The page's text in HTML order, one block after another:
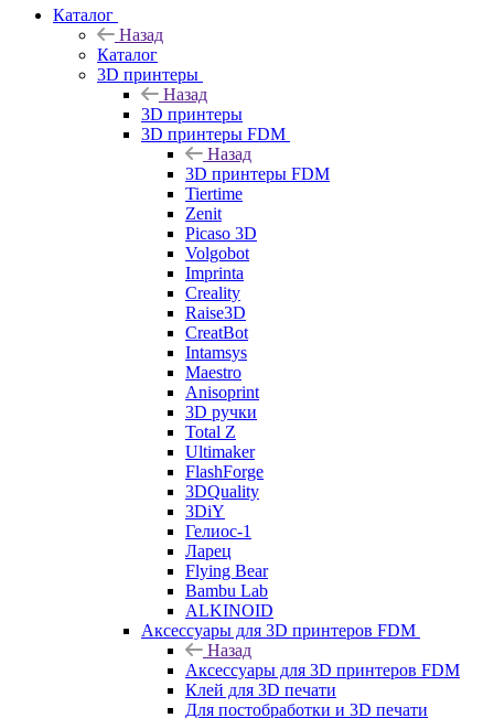
Каталог
Назад
Каталог
3D принтеры
Назад
3D принтеры
3D принтеры FDM
Назад
3D принтеры FDM
Tiertime
Zenit
Picaso 3D
Volgobot
Imprinta
Creality
Raise3D
CreatBot
Intamsys
Maestro
Anisoprint
3D ручки
Total Z
Ultimaker
FlashForge
3DQuality
3DiY
Гелиос-1
Ларец
Flying Bear
Bambu Lab
ALKINOID
Аксессуары для 3D принтеров FDM
Назад
Аксессуары для 3D принтеров FDM
Клей для 3D печати
Для постобработки и 3D печати